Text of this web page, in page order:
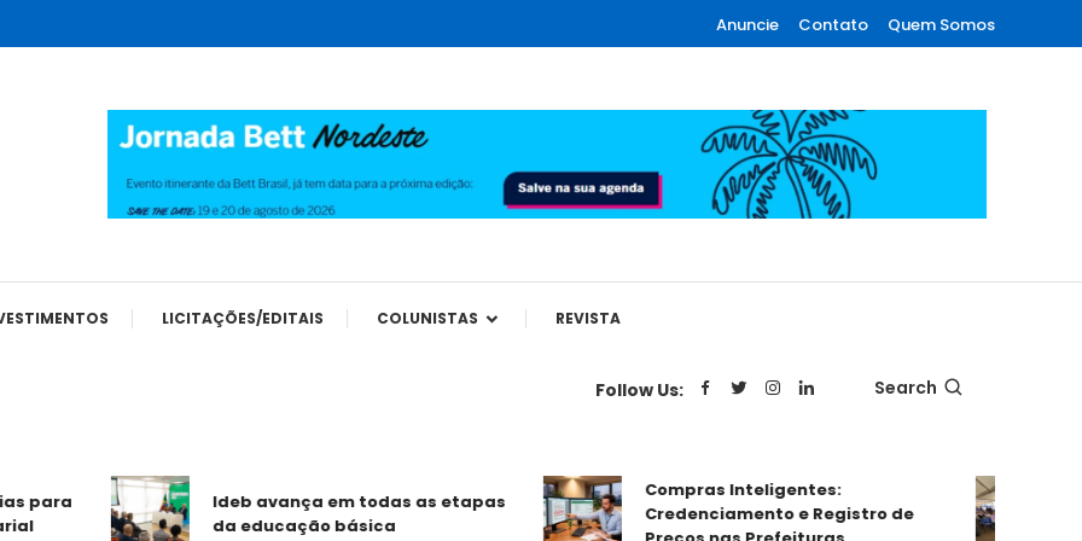
Anuncie Contato Quem Somos
LICITAÇÕES/EDITAIS COLUNISTAS REVISTA
Follow Us: Search
Ideb avança em todas as etapas
da educação básica
Compras Inteligentes:
Credenciamento e Registro de